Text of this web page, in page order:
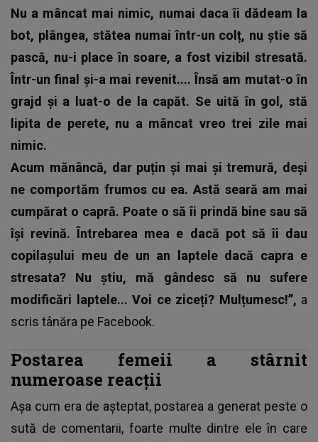
Nu a mâncat mai nimic, numai daca îi dădeam la
bot, plângea, stătea numai într-un colț, nu știe să
pască, nu-i place în soare, a fost vizibil stresată.
Într-un final și-a mai revenit.... Însă am mutat-o în
grajd și a luat-o de la capăt. Se uită în gol, stă
lipita de perete, nu a mâncat vreo trei zile mai
nimic.
Acum mănâncă, dar puțin și mai și tremură, deși
ne comportăm frumos cu ea. Astă seară am mai
cumpărat o capră. Poate o să îi prindă bine sau să
își revină. Întrebarea mea e dacă pot să îi dau
copilașului meu de un an laptele dacă capra e
stresata? Nu știu, mă gândesc să nu sufere
modificări laptele... Voi ce ziceți? Mulțumesc!”, a
scris tânăra pe Facebook.
Postarea femeii a stârnit
numeroase reacții
Așa cum era de așteptat, postarea a generat peste o
sută de comentarii, foarte multe dintre ele în care